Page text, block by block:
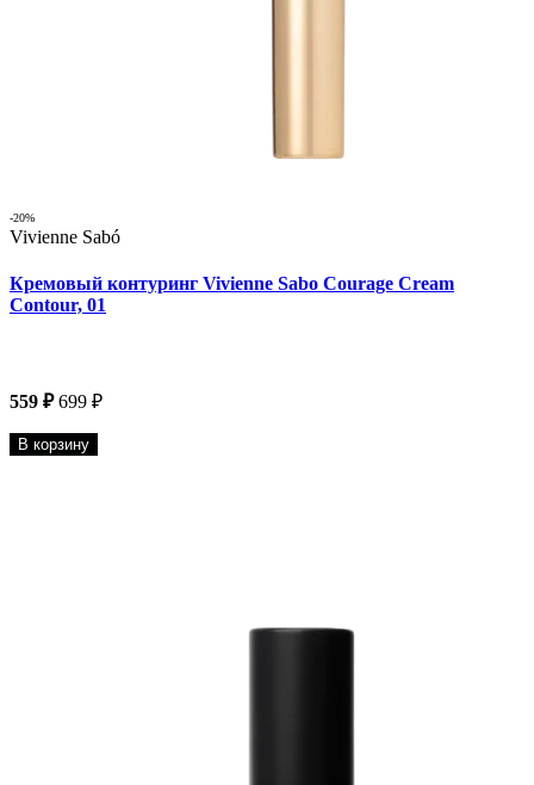
-20%
Vivienne Sabó
Кремовый контуринг Vivienne Sabo Courage Cream
Contour, 01
559 ₽ 699 ₽
В корзину